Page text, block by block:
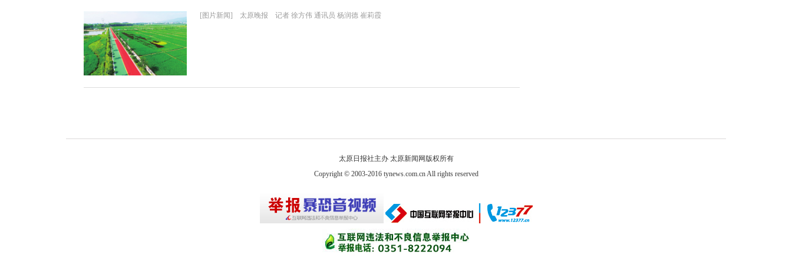
[图片新闻] 太原晚报 记者 徐方伟 通讯员 杨润德 崔莉霞
太原日报社主办 太原新闻网版权所有
Copyright © 2003-2016 tynews.com.cn All rights reserved